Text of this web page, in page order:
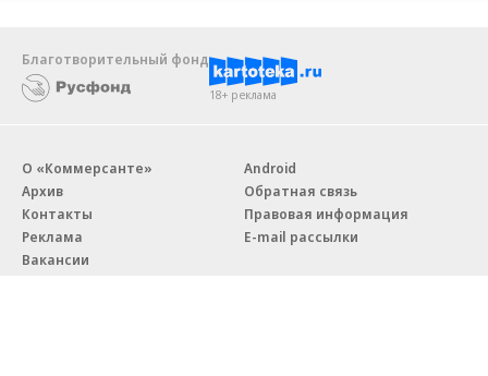
Благотворительный фонд
18+ реклама
О «Коммерсанте»
Архив
Контакты
Реклама
Вакансии
Android
Обратная связь
Правовая информация
E-mail рассылки